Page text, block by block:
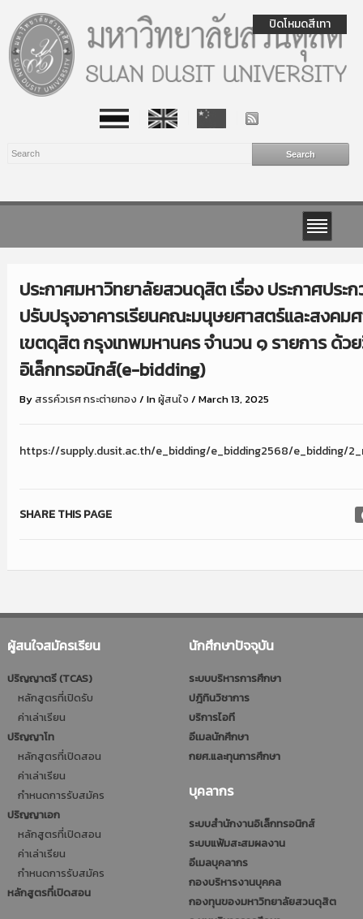
ประกาศมหาวิทยาลัยสวนดุสิต เรื่อง ประกาศประ
ปรับปรุงอาคารเรียนคณะมนุษยศาสตร์และสงคม
เขตดุสิต กรุงเทพมหานคร จำนวน ๑ รายการ ด้ว
อิเล็กทรอนิกส์(e-bidding)
Byสรรค์วเรศ กระต่ายทอง / Inผู้สนใจ / March 13, 2025
https://supply.dusit.ac.th/e_bidding/e_bidding2568/e_bidding/
SHARE THIS PAGE
ผู้สนใจสมัครเรียน
ปริญญาตรี (TCAS)
หลักสูตรที่เปิดรับ
ค่าเล่าเรียน
ปริญญาโท
หลักสูตรที่เปิดสอน
ค่าเล่าเรียน
กำหนดการรับสมัคร
ปริญญาเอก
หลักสูตรที่เปิดสอน
ค่าเล่าเรียน
กำหนดการรับสมัคร
หลักสูตรที่เปิดสอน
นักศึกษาปัจจุบัน
ระบบบริหารการศึกษา
ปฎิทินวิชาการ
บริการไอที
อีเมลนักศึกษา
กยศ.และทุนการศึกษา
บุคลากร
ระบบสำนักงานอิเล็กทรอนิกส์
ระบบแฟ้มสะสมผลงาน
อีเมลบุคลากร
กองบริหารงานบุคคล
กองทุนของมหาวิทยาลัยสวนดุสิต
ปิดโหมดสีเทา